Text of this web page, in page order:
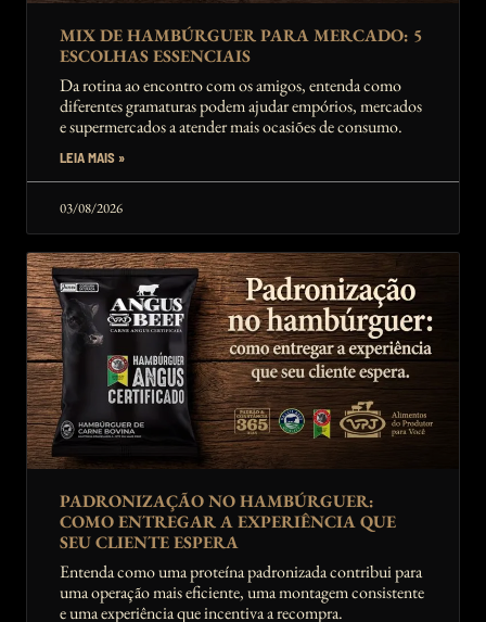
MIX DE HAMBÚRGUER PARA MERCADO: 5
ESCOLHAS ESSENCIAIS
Da rotina ao encontro com os amigos, entenda como
diferentes gramaturas podem ajudar empórios, mercados
e supermercados a atender mais ocasiões de consumo.
LEIA MAIS »
03/08/2026
PADRONIZAÇÃO NO HAMBÚRGUER:
COMO ENTREGAR A EXPERIÊNCIA QUE
SEU CLIENTE ESPERA
Entenda como uma proteína padronizada contribui para
uma operação mais eficiente, uma montagem consistente
e uma experiência que incentiva a recompra.